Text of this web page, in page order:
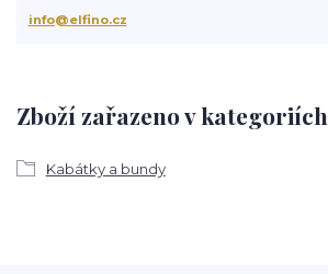
Zboží zařazeno v kategoriích
Kabátky a bundy
info@elfino.cz